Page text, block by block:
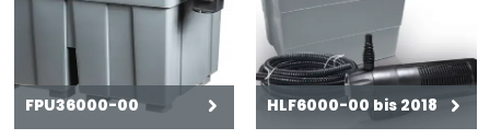
FPU36000-00 HLF6000-00 bis 2018